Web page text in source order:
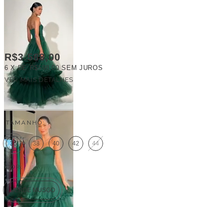
R$3.588,00
6 X DER$598,00 SEM JUROS
VER MAIS DETALHES
FRETE GRÁTIS
TAMANHO:
36 38 40 42 44
COR:
VERDE MUSGO